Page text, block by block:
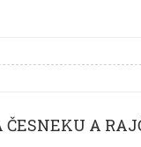
ČESNEKU A